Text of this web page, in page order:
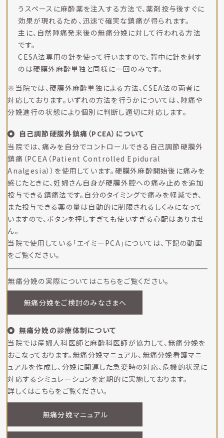
うスペースに麻酔薬を注入する方法で、薬剤投与後すぐに
効果が現れるため、迅速で確実な鎮痛が得られます。
主に、自然陣痛発来後の無痛分娩に対して行われる方法
です。
CESA法専用の針を使って行いますので、背中に針を刺す
のは硬膜外麻酔単独と同様に一回のみです。
※当院では、硬膜外麻酔単独による方法、CSEA法の両者に
対応しております。いずれの方法を行うかについては、陣痛や
分娩進行の状態により個別に判断し適切に対応します。
自己調節硬膜外鎮痛（PCEA）について
当院では、痛みを自分でコントロールできる自己調節硬膜外
鎮痛（PCEA（Patient Controlled Epidural
Analgesia））を使用しています。硬膜外麻酔開始後に痛みを
感じたときに、妊婦さん自身が硬膜外腔への痛み止めを追加
投与できる鎮痛法です。自分のタイミングで痛みを軽減でき、
また投与できる薬の量は自動的に制限されるしくみになって
いますので、ボタンを押しすぎても使いすぎる心配はありませ
ん。
当院で使用している「エイミーPCA」については、下記の動画
をご覧ください。
無痛分娩の実際についてはこちらをご覧ください。
無痛分娩をご検討のみなさまへ
無痛分娩の診療体制について
当院では産婦人科医師と麻酔科医師が協力して、無痛分娩を
おこなっております。無痛分娩マニュアル、無痛分娩看護マニ
ュアルを作成し、分娩に関連した急変時の対応、危機的状況に
対応するシミュレーションを定期的に実施しております。
詳しくはこちらをご覧ください。
無痛分娩マニュアル